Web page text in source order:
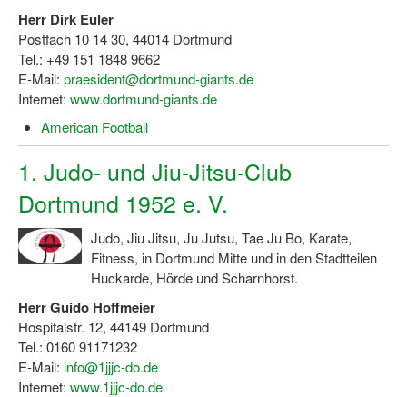
Bewegungszwerge
Bewegungskindergarten
Sport im Ganztag
Sport vor Ort
Integration durch Sport
NRW bewegt seine KINDER!
Bewegt zu Hause
Herr Dirk Euler
Postfach 10 14 30, 44014 Dortmund
Tel.: +49 151 1848 9662
E-Mail: praesident@dortmund-giants.de
Internet: www.dortmund-giants.de
American Football
1. Judo- und Jiu-Jitsu-Club
Dortmund 1952 e. V.
Judo, Jiu Jitsu, Ju Jutsu, Tae Ju Bo, Karate,
Fitness, in Dortmund Mitte und in den Stadtteilen
Huckarde, Hörde und Scharnhorst.
Herr Guido Hoffmeier
Hospitalstr. 12, 44149 Dortmund
Tel.: 0160 91171232
E-Mail: info@1jjjc-do.de
Internet: www.1jjjc-do.de